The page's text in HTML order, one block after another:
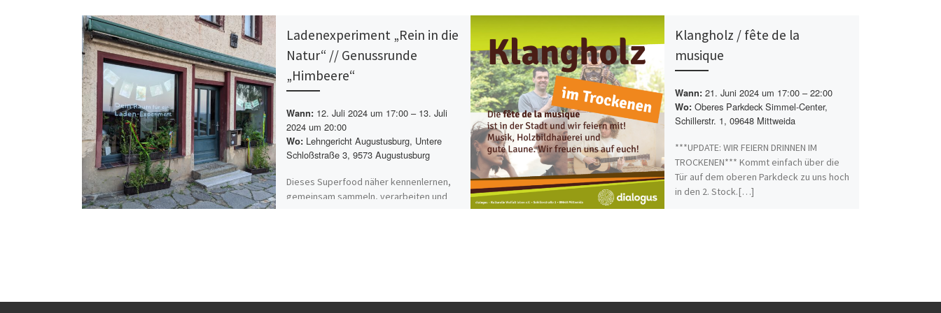
Ladenexperiment „Rein in die
Natur“ // Genussrunde
„Himbeere“
Wann: 12. Juli 2024 um 17:00 – 13. Juli
2024 um 20:00
Wo: Lehngericht Augustusburg, Untere
Schloßstraße 3, 9573 Augustusburg
Dieses Superfood näher kennenlernen,
gemeinsam sammeln, verarbeiten und
Klangholz / fête de la
musique
Wann: 21. Juni 2024 um 17:00 – 22:00
Wo: Oberes Parkdeck Simmel-Center,
Schillerstr. 1, 09648 Mittweida
***UPDATE: WIR FEIERN DRINNEN IM
TROCKENEN*** Kommt einfach über die
Tür auf dem oberen Parkdeck zu uns hoch
in den 2. Stock.[…]